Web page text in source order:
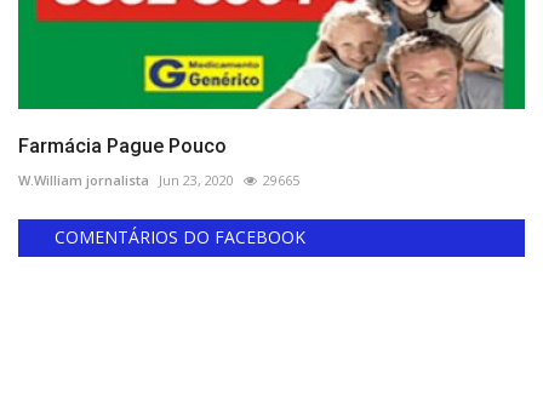
Farmácia Pague Pouco
W.William jornalista Jun 23, 2020 29665
COMENTÁRIOS DO FACEBOOK